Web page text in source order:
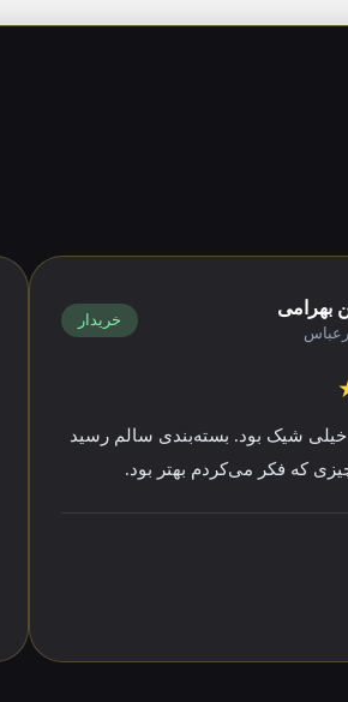
بود. بسته‌بندی سالم رسید
می‌کردم بهتر بود.